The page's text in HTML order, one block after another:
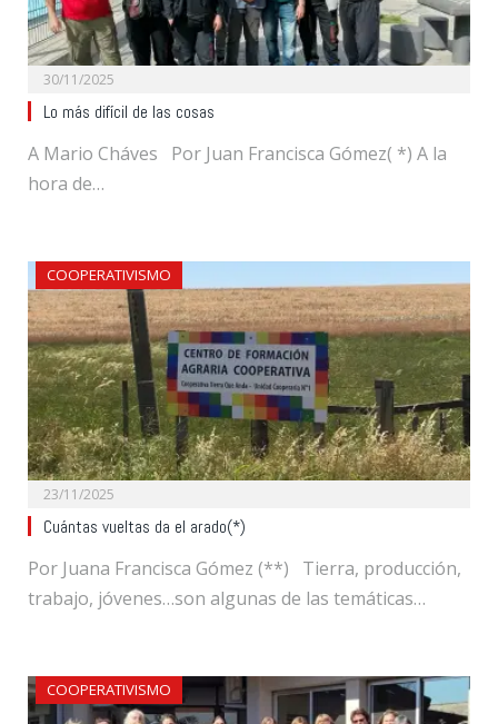
30/11/2025
Lo más difícil de las cosas
A Mario Cháves Por Juan Francisca Gómez( *) A la
hora de…
COOPERATIVISMO
23/11/2025
Cuántas vueltas da el arado(*)
Por Juana Francisca Gómez (**) Tierra, producción,
trabajo, jóvenes…son algunas de las temáticas…
COOPERATIVISMO